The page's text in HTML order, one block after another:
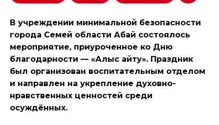
В учреждении минимальной безопасности
города Семей области Абай состоялось
мероприятие, приуроченное ко Дню
благодарности — «Алғыс айту». Праздник
был организован воспитательным отделом
и направлен на укрепление духовно-
нравственных ценностей среди
осуждённых.